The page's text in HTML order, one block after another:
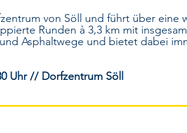
von Söll und führt über eine
Runden à 3,3 km mit
Asphaltwege und bietet dabei
Uhr // Dorfzentrum Söll